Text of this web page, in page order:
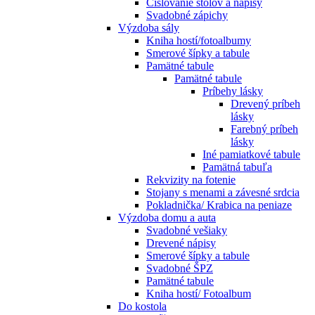
Číslovanie stolov a nápisy
Svadobné zápichy
Výzdoba sály
Kniha hostí/fotoalbumy
Smerové šípky a tabule
Pamätné tabule
Pamätné tabule
Príbehy lásky
Drevený príbeh
lásky
Farebný príbeh
lásky
Iné pamiatkové tabule
Pamätná tabuľa
Rekvizity na fotenie
Stojany s menami a závesné srdcia
Pokladnička/ Krabica na peniaze
Výzdoba domu a auta
Svadobné vešiaky
Drevené nápisy
Smerové šípky a tabule
Svadobné ŠPZ
Pamätné tabule
Kniha hostí/ Fotoalbum
Do kostola